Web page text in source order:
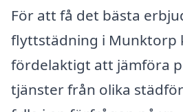
För att få det bästa
flyttstädning i Munktorp
fördelaktigt att jämföra
tjänster från olika